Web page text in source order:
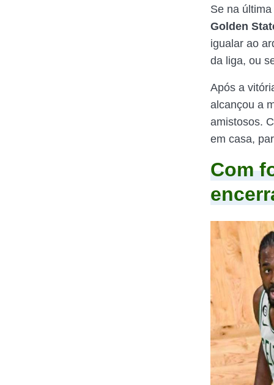
Se na
Golden
igualar ao
da liga, ou
Após a
alcançou a
amistosos.
em casa,
Com